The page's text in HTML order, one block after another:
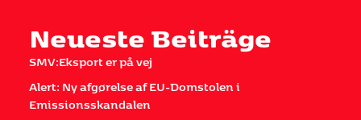
Neueste Beiträge
SMV:Eksport er på vej
Alert: Ny afgørelse af EU-Domstolen i
Emissionsskandalen